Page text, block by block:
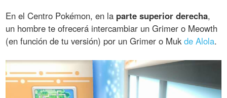
En el Centro Pokémon, en la parte superior derecha,
un hombre te ofrecerá intercambiar un Grimer o Meowth
(en función de tu versión) por un Grimer o Mukde Alola.